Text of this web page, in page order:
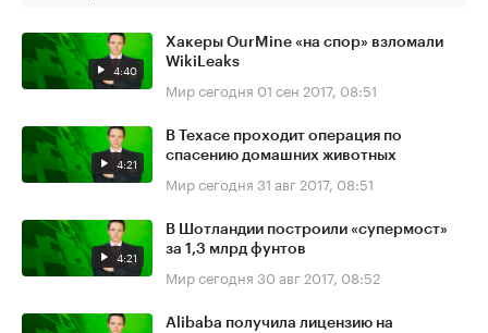
4:40
Хакеры OurMine «на спор» взломали
WikiLeaks
Мир сегодня 01 сен 2017, 08:51
4:21
В Техасе проходит операция по
спасению домашних животных
Мир сегодня 31 авг 2017, 08:51
4:21
В Шотландии построили «супермост»
за 1,3 млрд фунтов
Мир сегодня 30 авг 2017, 08:52
Alibaba получила лицензию на